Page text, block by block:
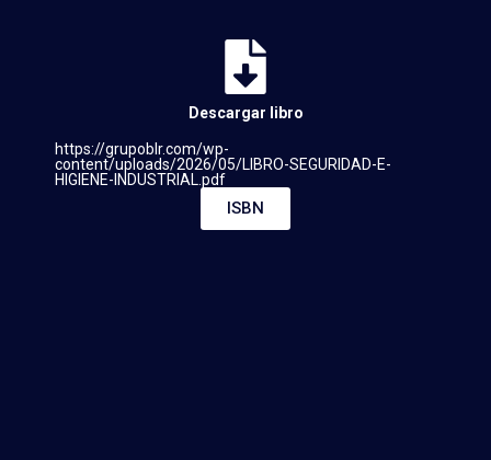
Descargar libro
https://grupoblr.com/wp-
content/uploads/2026/05/LIBRO-SEGURIDAD-E-
HIGIENE-INDUSTRIAL.pdf
ISBN